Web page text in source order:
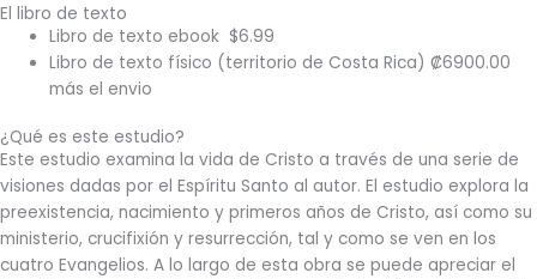
El libro de texto
Libro de texto ebook $6.99
Libro de texto físico (territorio de Costa Rica) ₡6900.00
más el envio
¿Qué es este estudio?
Este estudio examina la vida de Cristo a través de una serie de
visiones dadas por el Espíritu Santo al autor. El estudio explora la
preexistencia, nacimiento y primeros años de Cristo, así como su
ministerio, crucifixión y resurrección, tal y como se ven en los
cuatro Evangelios. A lo largo de esta obra se puede apreciar el